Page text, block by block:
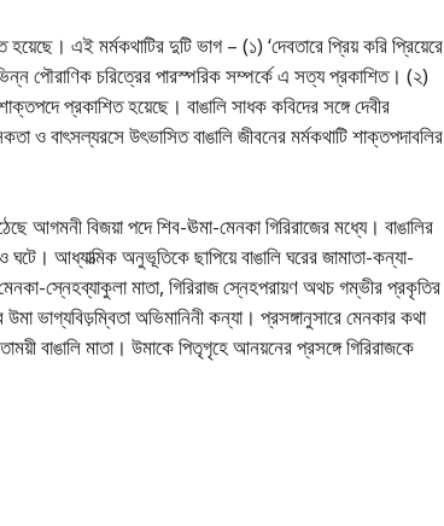
এই মর্মকথাটির দুটি ভাগ – (১) ‘দেবতারে প্রিয় করি প্রিয়েরে
পৌরাণিক চরিত্রের পারস্পরিক সম্পর্কে এ সত্য প্রকাশিত। (২)
প্রকাশিত হয়েছে। বাঙালি সাধক কবিদের সঙ্গে দেবীর
ও বাৎসল্যরসে উৎভাসিত বাঙালি জীবনের মর্মকথাটি শাক্তপদাবলির
আগমনী বিজয়া পদে শিব-ঊমা-মেনকা গিরিরাজের মধ্যে। বাঙালির
আধ্যাত্মিক অনুভূতিকে ছাপিয়ে বাঙালি ঘরের জামাতা-কন্যা-
স্নেহব্যাকুলা মাতা, গিরিরাজ স্নেহপরায়ণ অথচ গম্ভীর প্রকৃতির
ভাগ্যবিড়ম্বিতা অভিমানিনী কন্যা। প্রসঙ্গানুসারে মেনকার কথা
বাঙালি মাতা। উমাকে পিতৃগৃহে আনয়নের প্রসঙ্গে গিরিরাজকে